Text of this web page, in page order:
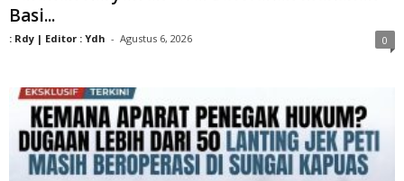
Basi...
: Rdy | Editor : Ydh - Agustus 6, 2026 0